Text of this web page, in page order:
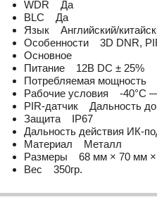
WDR Да
BLC Да
Язык Английский/
Особенности 3D DNR,
Основное
Питание 12В DC ± 25%
Потребляемая мощность
Рабочие условия -40°С —
PIR-датчик Дальность до
Защита IP67
Дальность действия ИК-
Материал Металл
Размеры 68 мм × 70 мм ×
Вес 350гр.